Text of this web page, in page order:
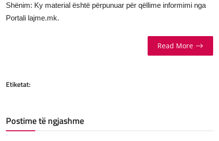
Shënim: Ky material është përpunuar për qëllime informimi nga
Portali lajme.mk.
Read More
Etiketat:
Postime të ngjashme